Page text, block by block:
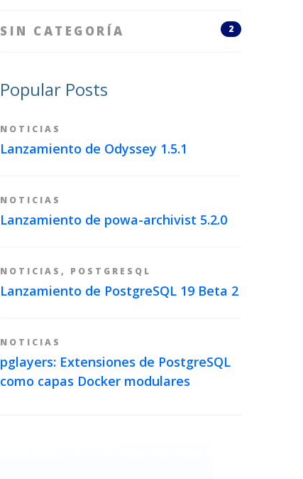
SIN CATEGORÍA 2
Popular Posts
NOTICIAS
Lanzamiento de Odyssey 1.5.1
NOTICIAS
Lanzamiento de powa-archivist 5.2.0
NOTICIAS , POSTGRESQL
Lanzamiento de PostgreSQL 19 Beta 2
NOTICIAS
pglayers: Extensiones de PostgreSQL
como capas Docker modulares